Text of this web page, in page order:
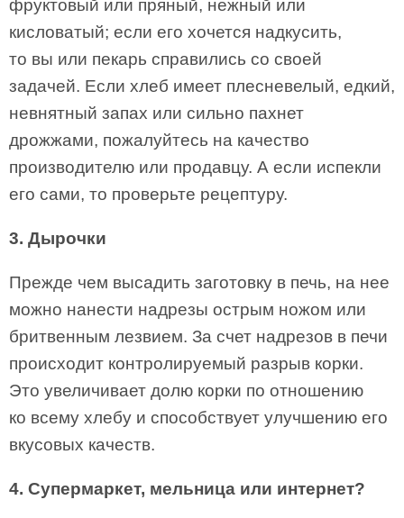
фруктовый или пряный, нежный или
кисловатый; если его хочется надкусить,
то вы или пекарь справились со своей
задачей. Если хлеб имеет плесневелый, едкий,
невнятный запах или сильно пахнет
дрожжами, пожалуйтесь на качество
производителю или продавцу. А если испекли
его сами, то проверьте рецептуру.
3. Дырочки
Прежде чем высадить заготовку в печь, на нее
можно нанести надрезы острым ножом или
бритвенным лезвием. За счет надрезов в печи
происходит контролируемый разрыв корки.
Это увеличивает долю корки по отношению
ко всему хлебу и способствует улучшению его
вкусовых качеств.
4. Супермаркет, мельница или интернет?